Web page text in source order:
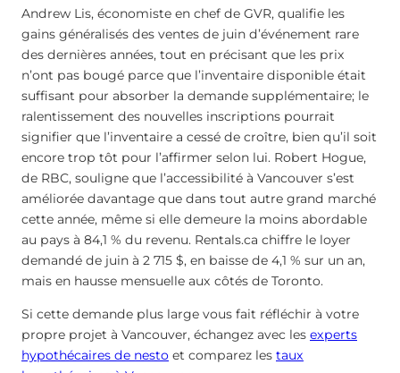
Andrew Lis, économiste en chef de GVR, qualifie les
gains généralisés des ventes de juin d’événement rare
des dernières années, tout en précisant que les prix
n’ont pas bougé parce que l’inventaire disponible était
suffisant pour absorber la demande supplémentaire; le
ralentissement des nouvelles inscriptions pourrait
signifier que l’inventaire a cessé de croître, bien qu’il soit
encore trop tôt pour l’affirmer selon lui. Robert Hogue,
de RBC, souligne que l’accessibilité à Vancouver s’est
améliorée davantage que dans tout autre grand marché
cette année, même si elle demeure la moins abordable
au pays à 84,1 % du revenu. Rentals.ca chiffre le loyer
demandé de juin à 2 715 $, en baisse de 4,1 % sur un an,
mais en hausse mensuelle aux côtés de Toronto.
Si cette demande plus large vous fait réfléchir à votre
propre projet à Vancouver, échangez avec les experts
hypothécaires de nesto et comparez les taux